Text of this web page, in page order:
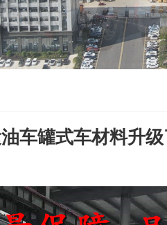
车罐式车材料升级